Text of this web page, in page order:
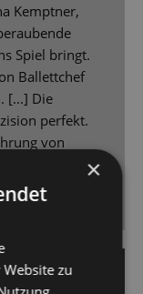
Kemptner,
Spiel bringt.
Ballettchef
[...] Die
perfekt.
von
und dem, was
es keine
×
zu